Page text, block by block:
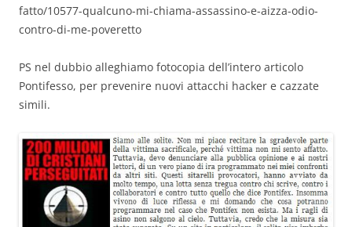
fatto/10577-qualcuno-mi-chiama-assassino-e-aizza-odio-
contro-di-me-poveretto
PS nel dubbio alleghiamo fotocopia dell’intero articolo
Pontifesso, per prevenire nuovi attacchi hacker e cazzate
simili.